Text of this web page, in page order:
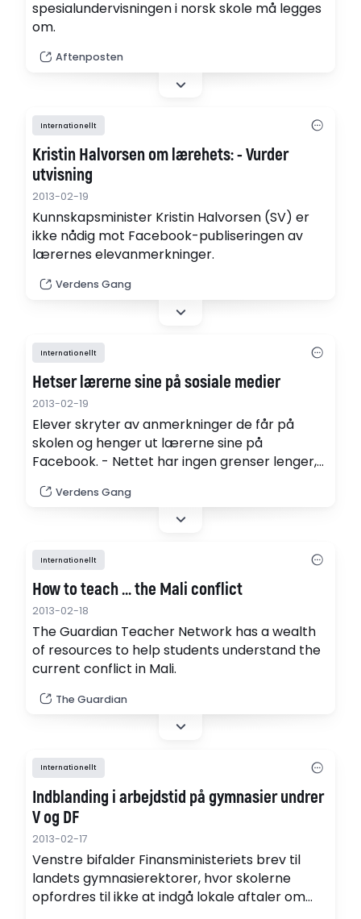
spesialundervisningen i norsk skole må legges
om.
Aftenposten
Internationellt
Kristin Halvorsen om lærehets: - Vurder
utvisning
2013-02-19
Kunnskapsminister Kristin Halvorsen (SV) er
ikke nådig mot Facebook-publiseringen av
lærernes elevanmerkninger.
Verdens Gang
Internationellt
Hetser lærerne sine på sosiale medier
2013-02-19
Elever skryter av anmerkninger de får på
skolen og henger ut lærerne sine på
Facebook. - Nettet har ingen grenser lenger,
Verdens Gang
Internationellt
How to teach ... the Mali conflict
2013-02-18
The Guardian Teacher Network has a wealth
of resources to help students understand the
current conflict in Mali.
The Guardian
Internationellt
Indblanding i arbejdstid på gymnasier undrer
V og DF
2013-02-17
Venstre bifalder Finansministeriets brev til
landets gymnasierektorer, hvor skolerne
opfordres til ikke at indgå lokale aftaler om